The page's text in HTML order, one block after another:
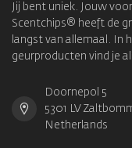
Jij bent uniek. Jouw
Scentchips® heeft de
langst van allemaal. In
geurproducten vind je
Doornepol 5
5301 LV
Netherlands